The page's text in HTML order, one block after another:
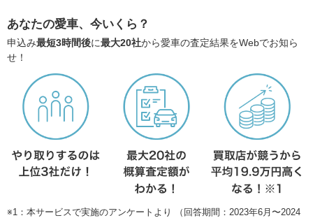
あなたの愛車、今いくら？
申込み最短3時間後に最大20社から愛車の査定結果をWebでお知ら
せ！
※1：本サービスで実施のアンケートより （回答期間：2023年6月〜2024